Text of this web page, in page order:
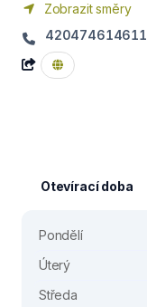
Zobrazit směry
420474614611
Otevírací doba
Pondělí
Úterý
Středa